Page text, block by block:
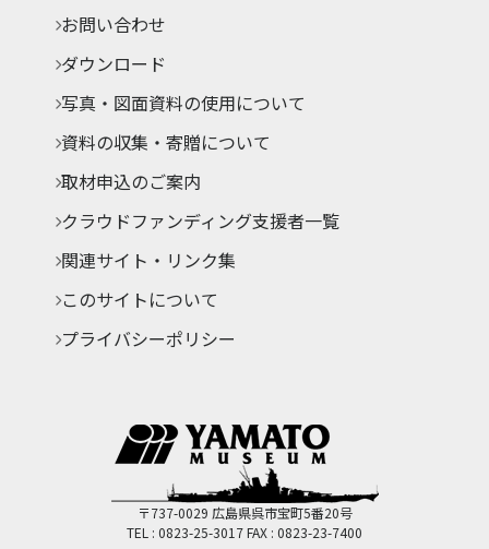
お問い合わせ
ダウンロード
写真・図面資料の使用について
資料の収集・寄贈について
取材申込のご案内
クラウドファンディング支援者一覧
関連サイト・リンク集
このサイトについて
プライバシーポリシー
〒737-0029 広島県呉市宝町5番20号
TEL : 0823-25-3017FAX : 0823-23-7400